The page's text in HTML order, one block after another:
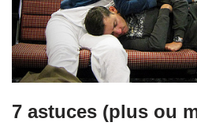
7 astuces (plus ou